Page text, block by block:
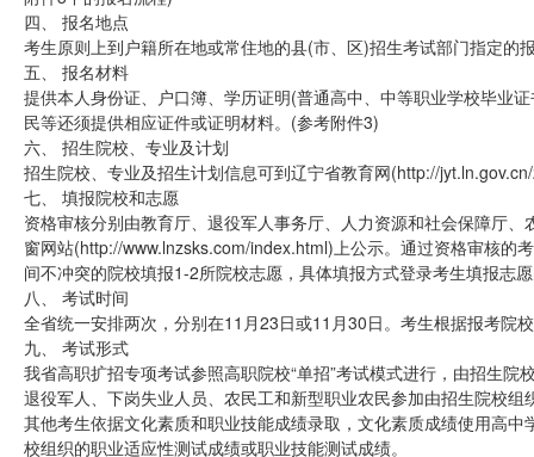
四、 报名地点
考生原则上到户籍所在地或常住地的县(市、区)招生考试部门指定的
五、 报名材料
提供本人身份证、户口簿、学历证明(普通高中、中等职业学校毕业
民等还须提供相应证件或证明材料。(参考附件3)
六、 招生院校、专业及计划
招生院校、专业及招生计划信息可到辽宁省教育网(http://
七、 填报院校和志愿
资格审核分别由教育厅、退役军人事务厅、人力资源和社会保障厅
窗网站(http://www.lnzsks.com/index.html)上公示。通过资格审核的
间不冲突的院校填报1-2所院校志愿，具体填报方式登录考生填报志
八、 考试时间
全省统一安排两次，分别在11月23日或11月30日。考生根据报考院
九、 考试形式
我省高职扩招专项考试参照高职院校“单招”考试模式进行，由招生院
退役军人、下岗失业人员、农民工和新型职业农民参加由招生院校
其他考生依据文化素质和职业技能成绩录取，文化素质成绩使用高
校组织的职业适应性测试成绩或职业技能测试成绩。